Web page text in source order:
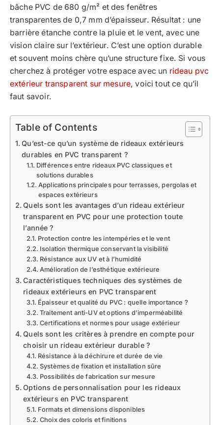
bâche PVC de 680 g/m² et des fenêtres
transparentes de 0,7 mm d’épaisseur. Résultat : une
barrière étanche contre la pluie et le vent, avec une
vision claire sur l’extérieur. C’est une option durable
et souvent moins chère qu’une structure fixe. Si vous
cherchez à protéger votre espace avec un rideau pvc
extérieur transparent sur mesure, voici tout ce qu’il
faut savoir.
Table of Contents
Qu’est-ce qu’un système de rideaux extérieurs
durables en PVC transparent ?
Différences entre rideaux PVC classiques et
solutions durables
Applications principales pour terrasses, pergolas et
espaces extérieurs
Quels sont les avantages d’un rideau extérieur
transparent en PVC pour une protection toute
l’année ?
Protection contre les intempéries et le vent
Isolation thermique conservant la visibilité
Résistance aux UV et à l’humidité
Amélioration de l’esthétique extérieure
Caractéristiques techniques des systèmes de
rideaux extérieurs en PVC transparent
Épaisseur et qualité du PVC : quelle importance ?
Traitement anti-UV et options d’imperméabilité
Certifications et normes pour usage extérieur
Quels sont les critères à prendre en compte pour
choisir un rideau extérieur durable ?
Résistance à la déchirure et durée de vie
Systèmes de fixation et installation sûre
Possibilités de fabrication sur mesure
Options de personnalisation pour les rideaux
extérieurs en PVC transparent
Formats et dimensions disponibles
Choix des coloris et finitions